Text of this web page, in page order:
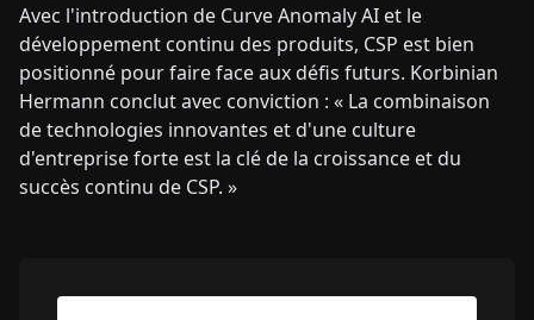
Avec l'introduction de Curve Anomaly AI et le
développement continu des produits, CSP est bien
positionné pour faire face aux défis futurs. Korbinian
Hermann conclut avec conviction : « La combinaison
de technologies innovantes et d'une culture
d'entreprise forte est la clé de la croissance et du
succès continu de CSP. »